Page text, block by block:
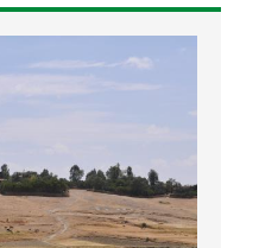
Mail an Eva